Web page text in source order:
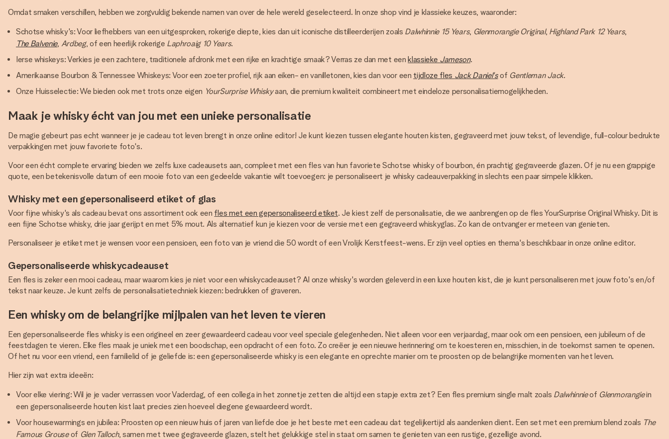
Omdat smaken verschillen, hebben we zorgvuldig bekende namen van over de hele wereld geselecteerd. In onze shop vind je klassieke keuzes, waaronder:
Schotse whisky's: Voor liefhebbers van een uitgesproken, rokerige diepte, kies dan uit iconische distilleerderijen zoals Dalwhinnie 15 Years, Glenmorangie Original, Highland Park 12 Years,
The Balvenie, Ardbeg, of een heerlijk rokerige Laphroaig 10 Years.
Ierse whiskeys: Verkies je een zachtere, traditionele afdronk met een rijke en krachtige smaak? Verras ze dan met eenklassieke Jameson.
Amerikaanse Bourbon & Tennessee Whiskeys: Voor een zoeter profiel, rijk aan eiken- en vanilletonen, kies dan voor een tijdloze fles Jack Daniel'sof Gentleman Jack.
Onze Huisselectie: We bieden ook met trots onze eigen YourSurprise Whiskyaan, die premium kwaliteit combineert met eindeloze personalisatiemogelijkheden.
Maak je whisky écht van jou met een unieke personalisatie
De magie gebeurt pas echt wanneer je je cadeau tot leven brengt in onze online editor! Je kunt kiezen tussen elegante houten kisten, gegraveerd met jouw tekst, of levendige, full-colour bedrukte
verpakkingen met jouw favoriete foto's.
Voor een écht complete ervaring bieden we zelfs luxe cadeausets aan, compleet met een fles van hun favoriete Schotse whisky of bourbon, én prachtig gegraveerde glazen. Of je nu een grappige
quote, een betekenisvolle datum of een mooie foto van een gedeelde vakantie wilt toevoegen: je personaliseert je whisky cadeauverpakking in slechts een paar simpele klikken.
Whisky met een gepersonaliseerd etiket of glas
Voor fijne whisky's als cadeau bevat ons assortiment ook een fles met een gepersonaliseerd etiket. Je kiest zelf de personalisatie, die we aanbrengen op de fles YourSurprise Original Whisky. Dit is
een fijne Schotse whisky, drie jaar gerijpt en met 5% mout. Als alternatief kun je kiezen voor de versie met een gegraveerd whiskyglas. Zo kan de ontvanger er meteen van genieten.
Personaliseer je etiket met je wensen voor een pensioen, een foto van je vriend die 50 wordt of een Vrolijk Kerstfeest-wens. Er zijn veel opties en thema's beschikbaar in onze online editor.
Gepersonaliseerde whiskycadeauset
Een fles is zeker een mooi cadeau, maar waarom kies je niet voor een whiskycadeauset? Al onze whisky's worden geleverd in een luxe houten kist, die je kunt personaliseren met jouw foto's en/of
tekst naar keuze. Je kunt zelfs de personalisatietechniek kiezen: bedrukken of graveren.
Een whisky om de belangrijke mijlpalen van het leven te vieren
Een gepersonaliseerde fles whisky is een origineel en zeer gewaardeerd cadeau voor veel speciale gelegenheden. Niet alleen voor een verjaardag, maar ook om een pensioen, een jubileum of de
feestdagen te vieren. Elke fles maak je uniek met een boodschap, een opdracht of een foto. Zo creëer je een nieuwe herinnering om te koesteren en, misschien, in de toekomst samen te openen.
Of het nu voor een vriend, een familielid of je geliefde is: een gepersonaliseerde whisky is een elegante en oprechte manier om te proosten op de belangrijke momenten van het leven.
Hier zijn wat extra ideeën:
Voor elke viering: Wil je je vader verrassen voor Vaderdag, of een collega in het zonnetje zetten die altijd een stapje extra zet? Een fles premium single malt zoals Dalwhinnieof Glenmorangiein
een gepersonaliseerde houten kist laat precies zien hoeveel diegene gewaardeerd wordt.
Voor housewarmings en jubilea: Proosten op een nieuw huis of jaren van liefde doe je het beste met een cadeau dat tegelijkertijd als aandenken dient. Een set met een premium blend zoals The
Famous Grouseof Glen Talloch, samen met twee gegraveerde glazen, stelt het gelukkige stel in staat om samen te genieten van een rustige, gezellige avond.